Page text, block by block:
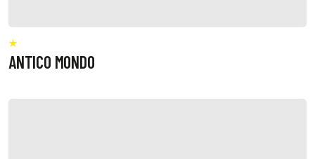
ANTICO MONDO